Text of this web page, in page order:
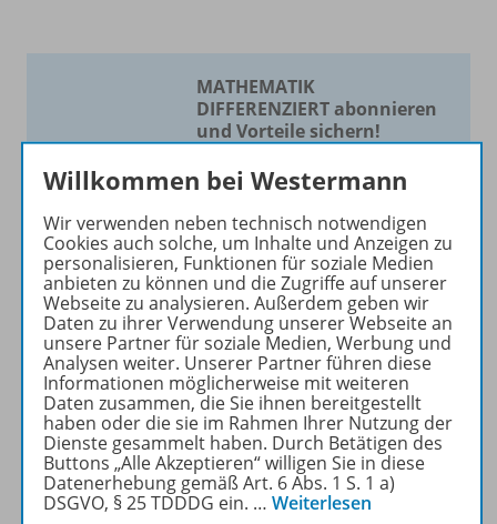
MATHEMATIK
DIFFERENZIERT abonnieren
und Vorteile sichern!
Die Zeitschrift für
Die Zeitschrift erscheint als
Print- und als digitale Version.
Beiträge und Materialien
können im Online-Archiv von
MATHEMATIK DIFFERENZIERT
kostenlos recherchiert und
heruntergeladen werden (nur
für Privatpersonen).
Jetzt kostengünstig
Probelesen oder gleich zum
Vorteilspreis abonnieren!
Willkommen bei Westermann
Wir verwenden neben technisch notwendigen
Cookies auch solche, um Inhalte und Anzeigen zu
personalisieren, Funktionen für soziale Medien
anbieten zu können und die Zugriffe auf unserer
Webseite zu analysieren. Außerdem geben wir
Daten zu ihrer Verwendung unserer Webseite an
unsere Partner für soziale Medien, Werbung und
Analysen weiter. Unserer Partner führen diese
Informationen möglicherweise mit weiteren
Daten zusammen, die Sie ihnen bereitgestellt
haben oder die sie im Rahmen Ihrer Nutzung der
Dienste gesammelt haben. Durch Betätigen des
Buttons „Alle Akzeptieren“ willigen Sie in diese
Datenerhebung gemäß Art. 6 Abs. 1 S. 1 a)
DSGVO, § 25 TDDDG ein. … Weiterlesen